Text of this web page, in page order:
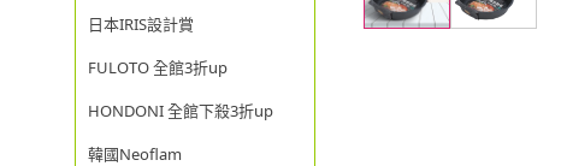
日本IRIS設計賞
FULOTO 全館3折up
HONDONI 全館下殺3折up
韓國Neoflam